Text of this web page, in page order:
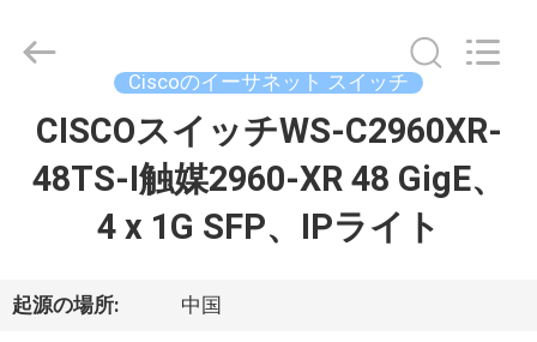
へ
品
LonRise
Equipment
Ciscoのイーサネット スイッチ
CISCOスイッチWS-C2960XR-
48TS-I触媒2960-XR 48 GigE、
4 x 1G SFP、IPライト
起源の場所: 中国